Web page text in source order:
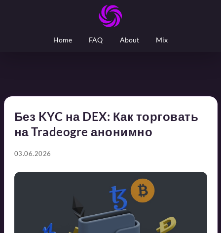
Home FAQ About Mix
Без KYC на DEX: Как торговать
на Tradeogre анонимно
03.06.2026